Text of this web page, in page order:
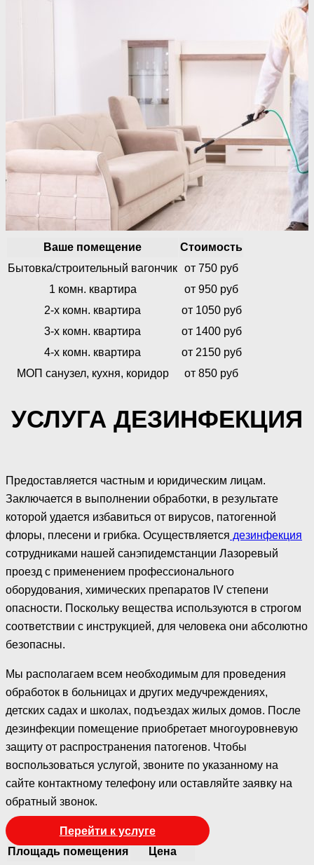
Ваше помещение
Стоимость
Бытовка/строительный вагончик от 750 руб
1 комн. квартира
от 950 руб
2-х комн. квартира
от 1050 руб
3-х комн. квартира
от 1400 руб
4-х комн. квартира
от 2150 руб
МОП санузел, кухня, коридор
от 850 руб
УСЛУГА ДЕЗИНФЕКЦИЯ
Предоставляется частным и юридическим лицам.
Заключается в выполнении обработки, в результате
которой удается избавиться от вирусов, патогенной
флоры, плесени и грибка. Осуществляется дезинфекция
сотрудниками нашей санэпидемстанции Лазоревый
проезд с применением профессионального
оборудования, химических препаратов IV степени
опасности. Поскольку вещества используются в строгом
соответствии с инструкцией, для человека они абсолютно
безопасны.
Мы располагаем всем необходимым для проведения
обработок в больницах и других медучреждениях,
детских садах и школах, подъездах жилых домов. После
дезинфекции помещение приобретает многоуровневую
защиту от распространения патогенов. Чтобы
воспользоваться услугой, звоните по указанному на
сайте контактному телефону или оставляйте заявку на
обратный звонок.
Перейти к услуге
Площадь помещения
Цена